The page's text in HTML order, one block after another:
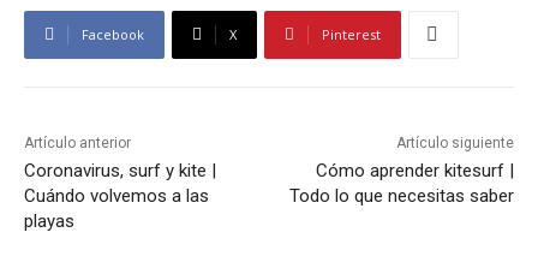
Facebook X Pinterest
Artículo anterior
Coronavirus, surf y kite |
Cuándo volvemos a las
playas
Artículo siguiente
Cómo aprender kitesurf |
Todo lo que necesitas saber